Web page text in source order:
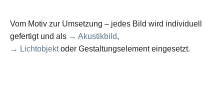
Vom Motiv zur Umsetzung – jedes Bild wird individuell
gefertigt und als → Akustikbild,
→ Lichtobjektoder Gestaltungselement eingesetzt.